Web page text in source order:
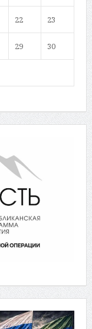
22 23
29 30